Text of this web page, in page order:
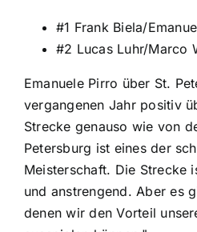
#1 Frank Biela/
#2 Lucas Luhr/Marco
Emanuele Pirro über St.
vergangenen Jahr positiv
Strecke genauso wie von
Petersburg ist eines der
Meisterschaft. Die Strecke
und anstrengend. Aber es
denen wir den Vorteil